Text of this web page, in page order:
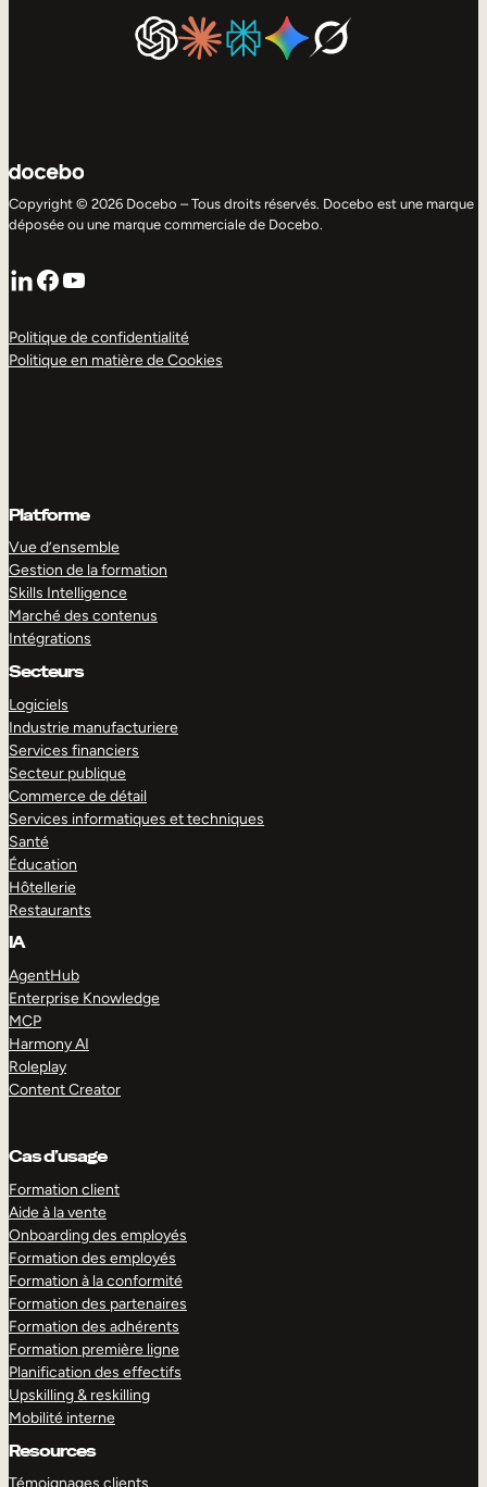
Copyright © 2026 Docebo – Tous droits réservés. Docebo est une marque
déposée ou une marque commerciale de Docebo.
LinkedIn
Facebook
YouTube
Politique de confidentialité
Politique en matière de Cookies
Platforme
Vue d’ensemble
Gestion de la formation
Skills Intelligence
Marché des contenus
Intégrations
Secteurs
Logiciels
Industrie manufacturiere
Services financiers
Secteur publique
Commerce de détail
Services informatiques et techniques
Santé
Éducation
Hôtellerie
Restaurants
IA
AgentHub
Enterprise Knowledge
MCP
Harmony AI
Roleplay
Content Creator
Cas d’usage
Formation client
Aide à la vente
Onboarding des employés
Formation des employés
Formation à la conformité
Formation des partenaires
Formation des adhérents
Formation première ligne
Planification des effectifs
Upskilling & reskilling
Mobilité interne
Resources